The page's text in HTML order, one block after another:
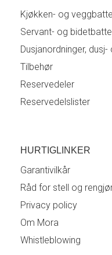
Kjøkken- og
Servant- og
Dusjanordninger,
Tilbehør
Reservedeler
Reservedelslister
HURTIGLINKER
Garantivilkår
Råd for stell og
Privacy policy
Om Mora
Whistleblowing